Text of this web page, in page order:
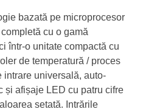
bazată pe microprocesor
cu o gamă
într-o unitate compactă cu
de temperatură / proces
universală, auto-
și afișaje LED cu patru cifre
setată. Intrările